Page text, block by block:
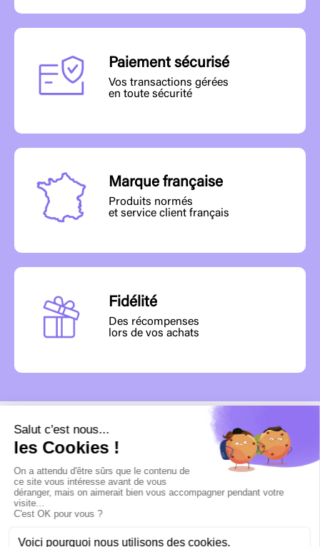
Paiement sécurisé
Vos transactions gérées
en toute sécurité
Marque française
Produits normés
et service client français
Fidélité
Des récompenses
lors de vos achats
MENU
INFORMATIONS
CONTACTEZ-NOUS
SUIVEZ-NOUS